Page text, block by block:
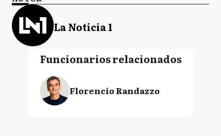
La Noticia 1
Funcionarios relacionados
Florencio Randazzo